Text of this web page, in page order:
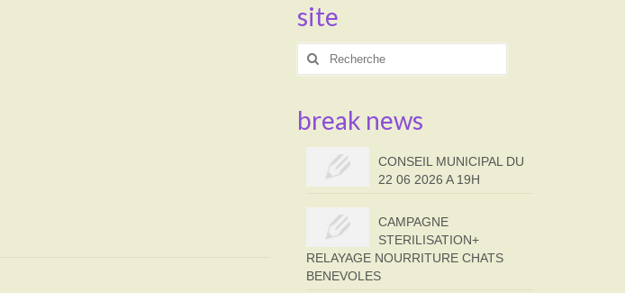
site
Rechercher
break news
CONSEIL MUNICIPAL DU
22 06 2026 A 19H
CAMPAGNE
STERILISATION+
RELAYAGE NOURRITURE CHATS
BENEVOLES